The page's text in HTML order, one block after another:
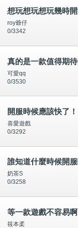
想玩想玩想玩幾時
roy爺仔
0/3342
真的是一款值得期
可愛qq
0/3530
開服時候應該快了！
喜愛遊戲
0/3292
誰知道什麼時候開服
奶茶S
0/3258
等一款遊戲不容易啊
筱本柔